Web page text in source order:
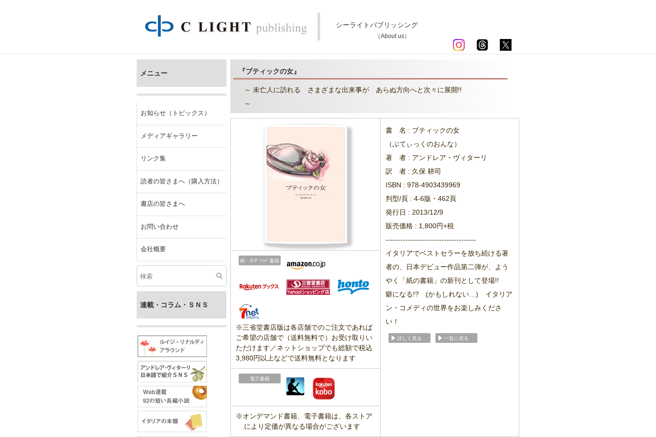
シーライトパブリッシング
（About us）
メニュー
お知らせ（トピックス）
メディアギャラリー
リンク集
読者の皆さまへ （購入方法）
書店の皆さまへ
お問い合わせ
会社概要
連載・コラム・ＳＮＳ
『ブティックの女』
～ 未亡人に訪れる さまざまな出来事が あらぬ方向へと次々に展開!!
～
書 名 : ブティックの女
（ぶてぃっくのおんな）
著 者 : アンドレア・ヴィターリ
訳 者 : 久保 耕司
ISBN : 978-4903439969
判型/頁 : 4-6版・462頁
発行日 : 2013/12/9
販売価格 : 1,800円+税
-------------------------------------
イタリアでベストセラーを放ち続ける著
者の、日本デビュー作品第二弾が、よう
やく「紙の書籍」の新刊として登場!!
癖になる!? (かもしれない…) イタリア
ン・コメディの世界をお楽しみくださ
い！
詳しく見る 一覧に戻る
紙・ｵﾝﾃﾞﾏﾝﾄﾞ書籍
※三省堂書店版は各店舗でのご注文であれば
ご希望の店舗で（送料無料で）お受け取りい
ただけます／ネットショップでも総額で税込
3,980円以上などで送料無料となります
電子書籍
※オンデマンド書籍、電子書籍は、各ストア
により定価が異なる場合がございます